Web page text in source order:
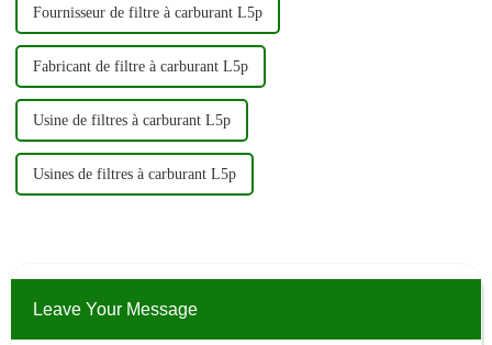
Fournisseur de filtre à carburant L5p
Fabricant de filtre à carburant L5p
Usine de filtres à carburant L5p
Usines de filtres à carburant L5p
Leave Your Message